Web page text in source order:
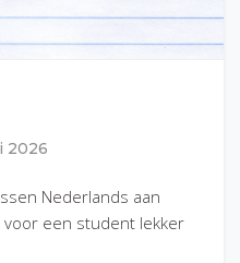
2026
Nederlands aan
een student lekker